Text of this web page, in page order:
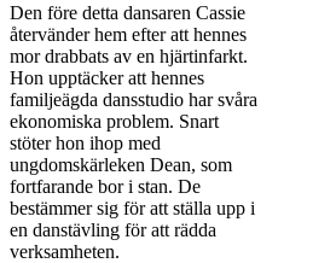
Den före detta dansaren Cassie
återvänder hem efter att hennes
mor drabbats av en hjärtinfarkt.
Hon upptäcker att hennes
familjeägda dansstudio har svåra
ekonomiska problem. Snart
stöter hon ihop med
ungdomskärleken Dean, som
fortfarande bor i stan. De
bestämmer sig för att ställa upp i
en danstävling för att rädda
verksamheten.